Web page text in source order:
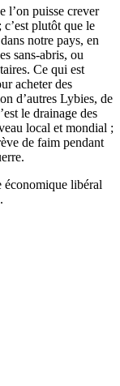
l’on puisse crever
plutôt que le
notre pays, en
sans-abris, ou
Ce qui est
acheter des
d’autres Lybies, de
le drainage des
local et mondial ;
de faim pendant
économique libéral